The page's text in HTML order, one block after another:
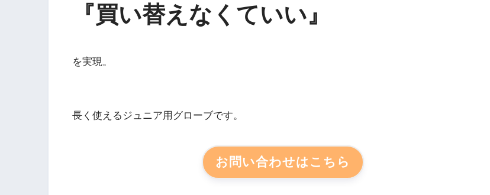
『買い替えなくていい』
を実現。
長く使えるジュニア用グローブです。
お問い合わせはこちら